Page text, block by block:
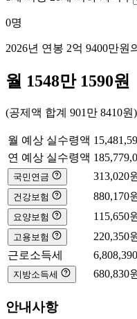
0명
2026년 연봉 2억 9400만원
월 1548만 1590원
(공제액 합계 901만 8410원)
월 예상 실수령액
연 예상 실수령액
국민연금 313,020
건강보험 880,170
요양보험 115,650
고용보험 220,350
근로소득세
6,808,390
지방소득세 680,830
안내사항